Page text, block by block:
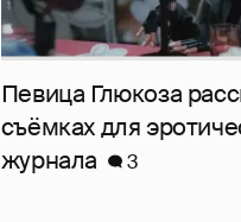
Певица Глюкоза
съёмках для
журнала
3